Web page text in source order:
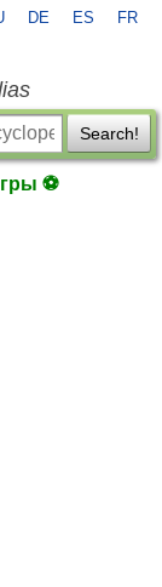
DE ES FR
Search!
⚽